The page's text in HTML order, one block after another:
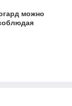
можно